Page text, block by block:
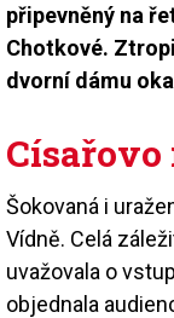
připevněný na
Chotkové.
dvorní dámu
Šokovaná i
Vídně. Celá
uvažovala o
objednala